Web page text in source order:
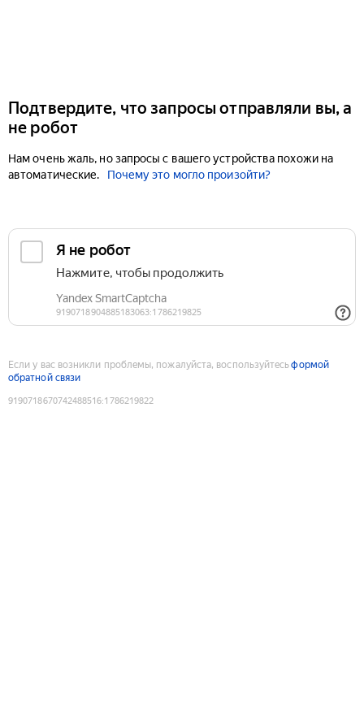
Подтвердите, что запросы отправляли вы, а
не робот
Нам очень жаль, но запросы с вашего устройства похожи на
автоматические.
Почему это могло произойти?
Если у вас возникли проблемы, пожалуйста, воспользуйтесьформой
обратной связи
9190718670742488516:1786219822